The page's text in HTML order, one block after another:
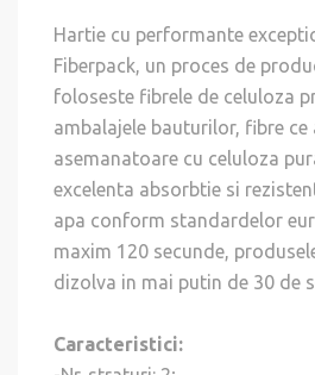
Hartie cu performante
Fiberpack, un proces de
foloseste fibrele de celuloza
ambalajele bauturilor, fibre ce
asemanatoare cu celuloza
excelenta absorbtie si
apa conform standardelor
maxim 120 secunde,
dizolva in mai putin de 30 de
Caracteristici: